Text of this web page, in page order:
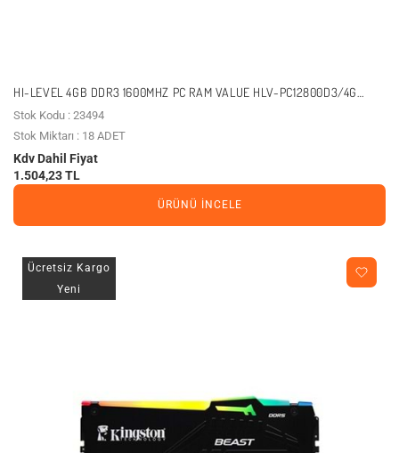
HI-LEVEL 4GB DDR3 1600MHZ PC RAM VALUE HLV-PC12800D3/4G
1.35V
Stok Kodu : 23494
Stok Miktarı : 18 ADET
Kdv Dahil Fiyat
1.504,23 TL
ÜRÜNÜ İNCELE
Ücretsiz Kargo
Yeni